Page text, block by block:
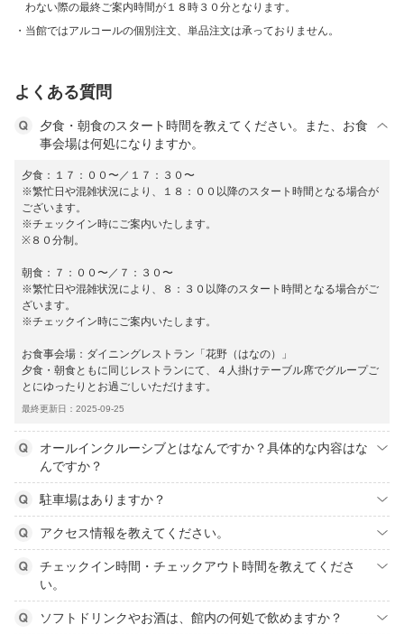
わない際の最終ご案内時間が１８時３０分となります。
当館ではアルコールの個別注文、単品注文は承っておりません。
よくある質問
夕食・朝食のスタート時間を教えてください。また、お食
事会場は何処になりますか。
夕食：１７：００〜／１７：３０〜
※繁忙日や混雑状況により、１８：００以降のスタート時間となる場合が
ございます。
※チェックイン時にご案内いたします。
※８０分制。
朝食：７：００〜／７：３０〜
※繁忙日や混雑状況により、８：３０以降のスタート時間となる場合がご
ざいます。
※チェックイン時にご案内いたします。
お食事会場：ダイニングレストラン「花野（はなの）」
夕食・朝食ともに同じレストランにて、４人掛けテーブル席でグループご
とにゆったりとお過ごしいただけます。
最終更新日：2025-09-25
オールインクルーシブとはなんですか？具体的な内容はな
んですか？
駐車場はありますか？
アクセス情報を教えてください。
チェックイン時間・チェックアウト時間を教えてくださ
い。
ソフトドリンクやお酒は、館内の何処で飲めますか？